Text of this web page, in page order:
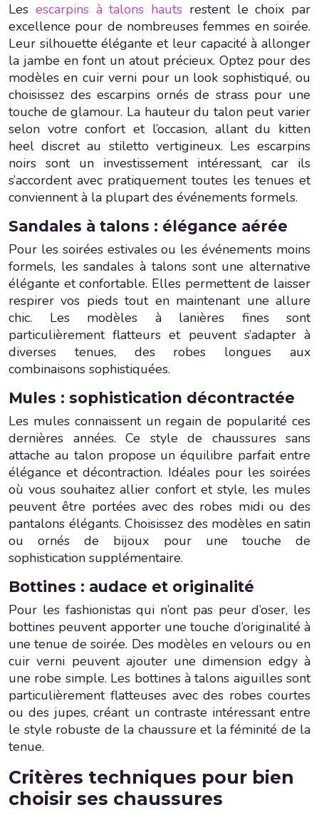
Les escarpins à talons hauts restent le choix par
excellence pour de nombreuses femmes en soirée.
Leur silhouette élégante et leur capacité à allonger
la jambe en font un atout précieux. Optez pour des
modèles en cuir verni pour un look sophistiqué, ou
choisissez des escarpins ornés de strass pour une
touche de glamour. La hauteur du talon peut varier
selon votre confort et l’occasion, allant du kitten
heel discret au stiletto vertigineux. Les escarpins
noirs sont un investissement intéressant, car ils
s’accordent avec pratiquement toutes les tenues et
conviennent à la plupart des événements formels.
Sandales à talons : élégance aérée
Pour les soirées estivales ou les événements moins
formels, les sandales à talons sont une alternative
élégante et confortable. Elles permettent de laisser
respirer vos pieds tout en maintenant une allure
chic. Les modèles à lanières fines sont
particulièrement flatteurs et peuvent s’adapter à
diverses tenues, des robes longues aux
combinaisons sophistiquées.
Mules : sophistication décontractée
Les mules connaissent un regain de popularité ces
dernières années. Ce style de chaussures sans
attache au talon propose un équilibre parfait entre
élégance et décontraction. Idéales pour les soirées
où vous souhaitez allier confort et style, les mules
peuvent être portées avec des robes midi ou des
pantalons élégants. Choisissez des modèles en satin
ou ornés de bijoux pour une touche de
sophistication supplémentaire.
Bottines : audace et originalité
Pour les fashionistas qui n’ont pas peur d’oser, les
bottines peuvent apporter une touche d’originalité à
une tenue de soirée. Des modèles en velours ou en
cuir verni peuvent ajouter une dimension edgy à
une robe simple. Les bottines à talons aiguilles sont
particulièrement flatteuses avec des robes courtes
ou des jupes, créant un contraste intéressant entre
le style robuste de la chaussure et la féminité de la
tenue.
Critères techniques pour bien
choisir ses chaussures